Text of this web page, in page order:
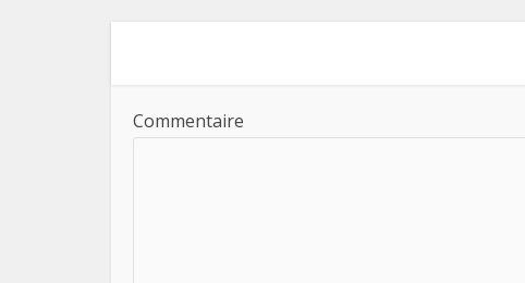
Commentaire